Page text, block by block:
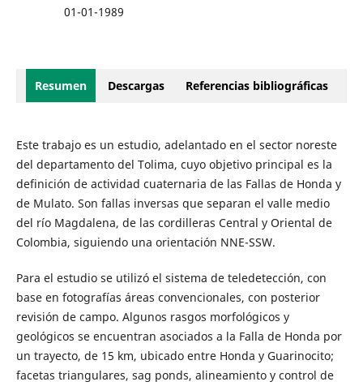
01-01-1989
Resumen Descargas Referencias bibliográficas
Este trabajo es un estudio, adelantado en el sector noreste
del departamento del Tolima, cuyo objetivo principal es la
definición de actividad cuaternaria de las Fallas de Honda y
de Mulato. Son fallas inversas que separan el valle medio
del río Magdalena, de las cordilleras Central y Oriental de
Colombia, siguiendo una orientación NNE-SSW.
Para el estudio se utilizó el sistema de teledetección, con
base en fotografías áreas convencionales, con posterior
revisión de campo. Algunos rasgos morfológicos y
geológicos se encuentran asociados a la Falla de Honda por
un trayecto, de 15 km, ubicado entre Honda y Guarinocito;
facetas triangulares, sag ponds, alineamiento y control de